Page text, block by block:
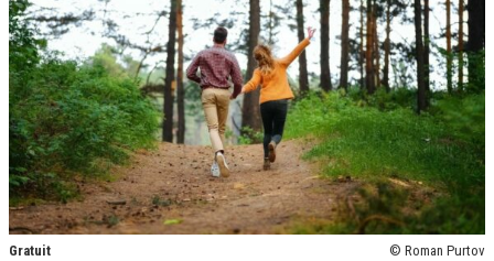
Gratuit
© Roman Purtov